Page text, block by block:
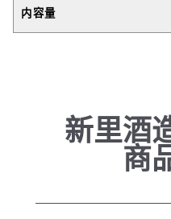
内容量
新里酒
商